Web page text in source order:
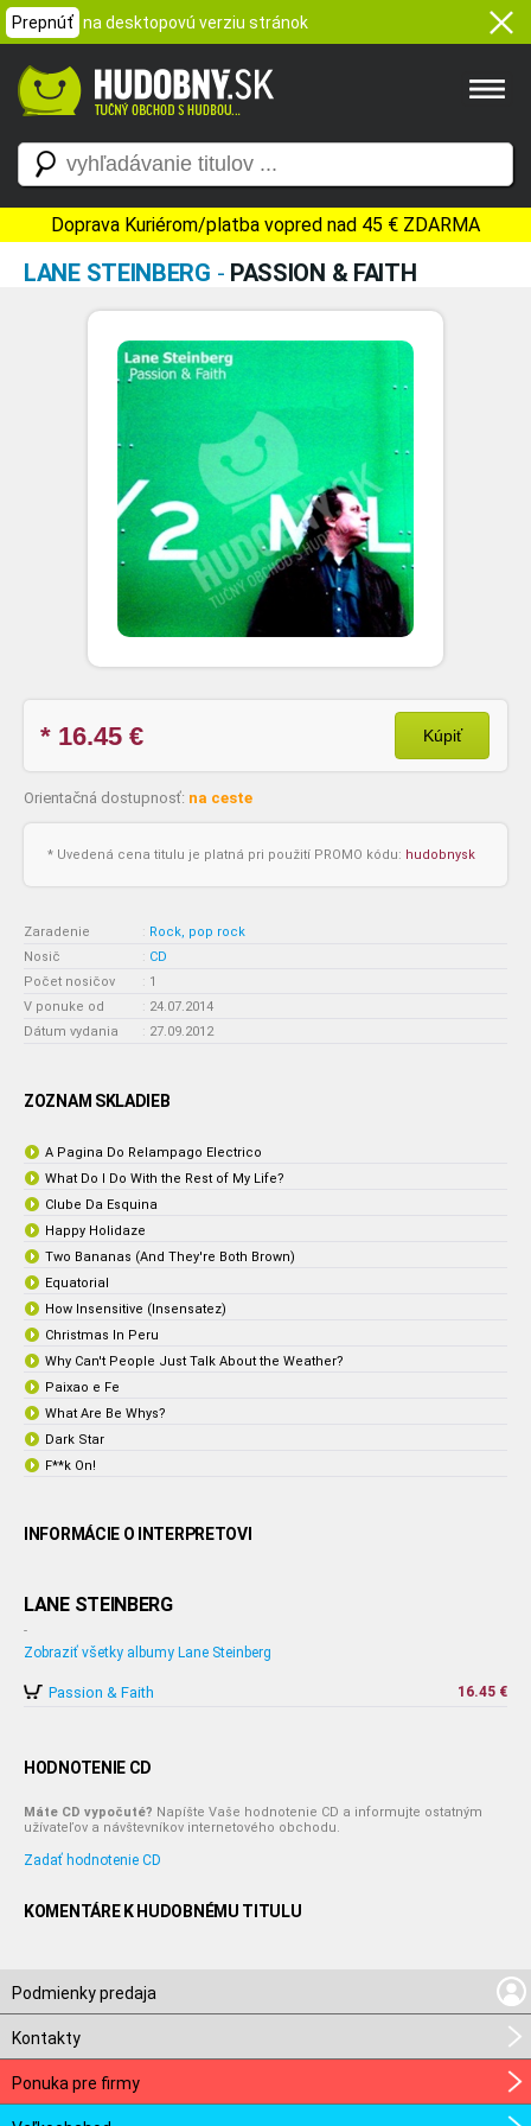
Prepnúť na desktopovú verziu stránok
Doprava Kuriérom/platba vopred nad 45 € ZDARMA
LANE STEINBERG - PASSION & FAITH
* 16.45 € Kúpiť
Orientačná dostupnosť: na ceste
* Uvedená cena titulu je platná pri použití PROMO kódu: hudobnysk
Zaradenie : Rock, pop rock
Nosič
: CD
Počet nosičov
: 1
V ponuke od
: 24.07.2014
Dátum vydania
: 27.09.2012
ZOZNAM SKLADIEB
A Pagina Do Relampago Electrico
What Do I Do With the Rest of My Life?
Clube Da Esquina
Happy Holidaze
Two Bananas (And They're Both Brown)
Equatorial
How Insensitive (Insensatez)
Christmas In Peru
Why Can't People Just Talk About the Weather?
Paixao e Fe
What Are Be Whys?
Dark Star
F**k On!
INFORMÁCIE O INTERPRETOVI
LANE STEINBERG
-
Zobraziť všetky albumy Lane Steinberg
Passion & Faith 16.45 €
HODNOTENIE CD
Máte CD vypočuté? Napíšte Vaše hodnotenie CD a informujte ostatným
užívateľov a návštevníkov internetového obchodu.
Zadať hodnotenie CD
KOMENTÁRE K HUDOBNÉMU TITULU
Podmienky predaja
Kontakty
Ponuka pre firmy